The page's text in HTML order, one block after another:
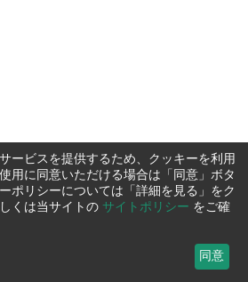
ービスを提供するため、クッキーを利用
用に同意いただける場合は「同意」ボタ
ポリシーについては「詳細を見る」をク
くは当サイトの サイトポリシー をご確
同意